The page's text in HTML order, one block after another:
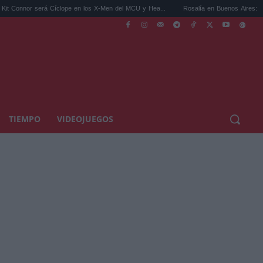
en los X-Men del MCU y Hea... Rosalía en Buenos Aires: detiene el tráfico
TIEMPO VIDEOJUEGOS